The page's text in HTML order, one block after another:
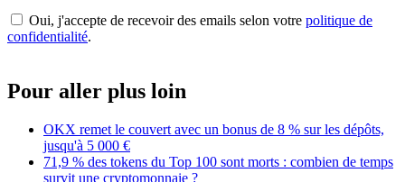
Oui, j'accepte de recevoir des emails selon votre politique de
confidentialité.
Pour aller plus loin
OKX remet le couvert avec un bonus de 8 % sur les dépôts,
jusqu'à 5 000 €
71,9 % des tokens du Top 100 sont morts : combien de temps
survit une cryptomonnaie ?